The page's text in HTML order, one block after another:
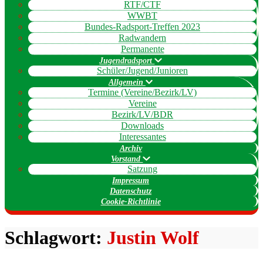
RTF/CTF
WWBT
Bundes-Radsport-Treffen 2023
Radwandern
Permanente
Jugendradsport
Schüler/Jugend/Junioren
Allgemein
Termine (Vereine/Bezirk/LV)
Vereine
Bezirk/LV/BDR
Downloads
Interessantes
Archiv
Vorstand
Satzung
Impressum
Datenschutz
Cookie-Richtlinie
Schlagwort: Justin Wolf